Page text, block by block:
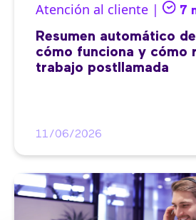
Atención al cliente | 7
Resumen automático
cómo funciona y cómo
trabajo postllamada
11/06/2026